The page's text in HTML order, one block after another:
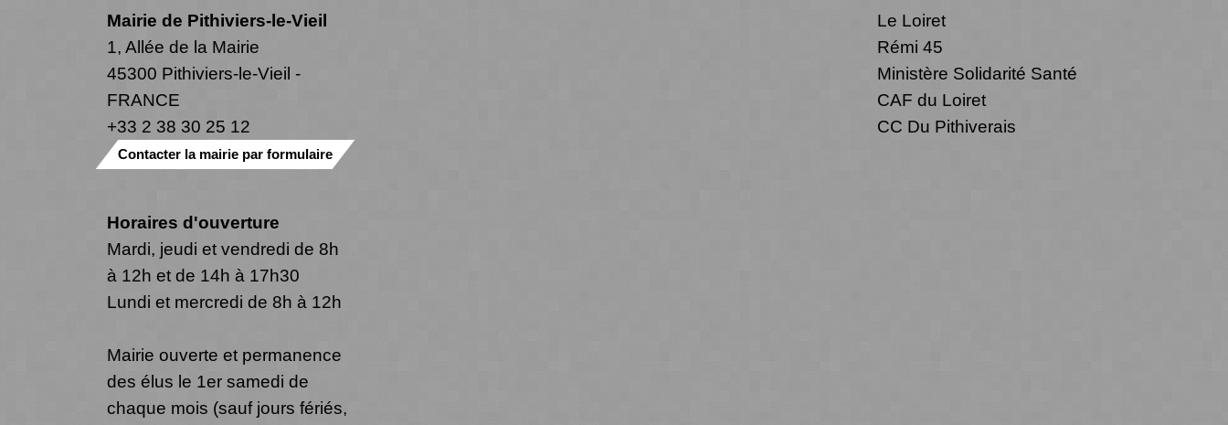
Mairie de Pithiviers-le-Vieil
1, Allée de la Mairie
45300 Pithiviers-le-Vieil -
FRANCE
+33 2 38 30 25 12
Contacter la mairie par formulaire
Horaires d'ouverture
Mardi, jeudi et vendredi de 8h
à 12h et de 14h à 17h30
Lundi et mercredi de 8h à 12h
Mairie ouverte et permanence
des élus le 1er samedi de
chaque mois (sauf jours fériés,
Le Loiret
Rémi 45
Ministère Solidarité Santé
CAF du Loiret
CC Du Pithiverais